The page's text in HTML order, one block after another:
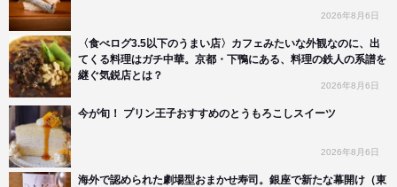
2026年8月6日
〈食べログ3.5以下のうまい店〉カフェみたいな外観なのに、出
てくる料理はガチ中華。京都・下鴨にある、料理の鉄人の系譜を
継ぐ気鋭店とは？
2026年8月6日
今が旬！ プリン王子おすすめのとうもろこしスイーツ
2026年8月6日
海外で認められた劇場型おまかせ寿司。銀座で新たな幕開け（東